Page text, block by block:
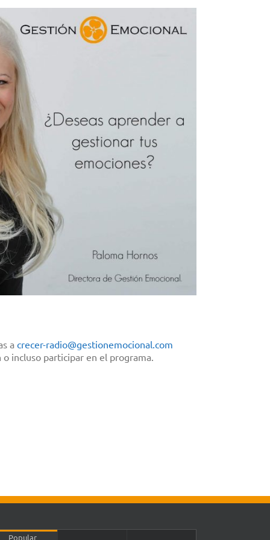
a crecer-radio@gestionemocional. com
incluso participar en el programa.
Popular